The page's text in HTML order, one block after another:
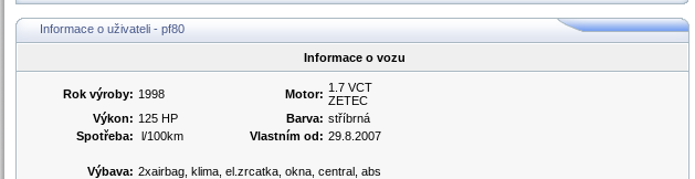
Informace o uživateli - pf80
Informace o vozu
Rok výroby: 1998 Motor: 1.7 VCT
ZETEC
Výkon: 125 HP Barva: stříbrná
Spotřeba:
l/100km Vlastním od: 29.8.2007
Výbava: 2xairbag, klima, el.zrcatka, okna, central, abs